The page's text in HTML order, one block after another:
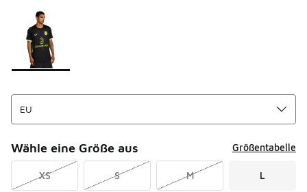
Seite 1 von 1 zeigt die Farben 1 bis 1 von 1 an.
Bitte wählen Sie einen Stil aus
Wähle eine Größe aus Größentabelle
XS S M L